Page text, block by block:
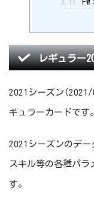
3.11
レギュラー
2021シーズン
ギュラーカードです。
2021シーズンのデー
スキル等の各種パラ
す。